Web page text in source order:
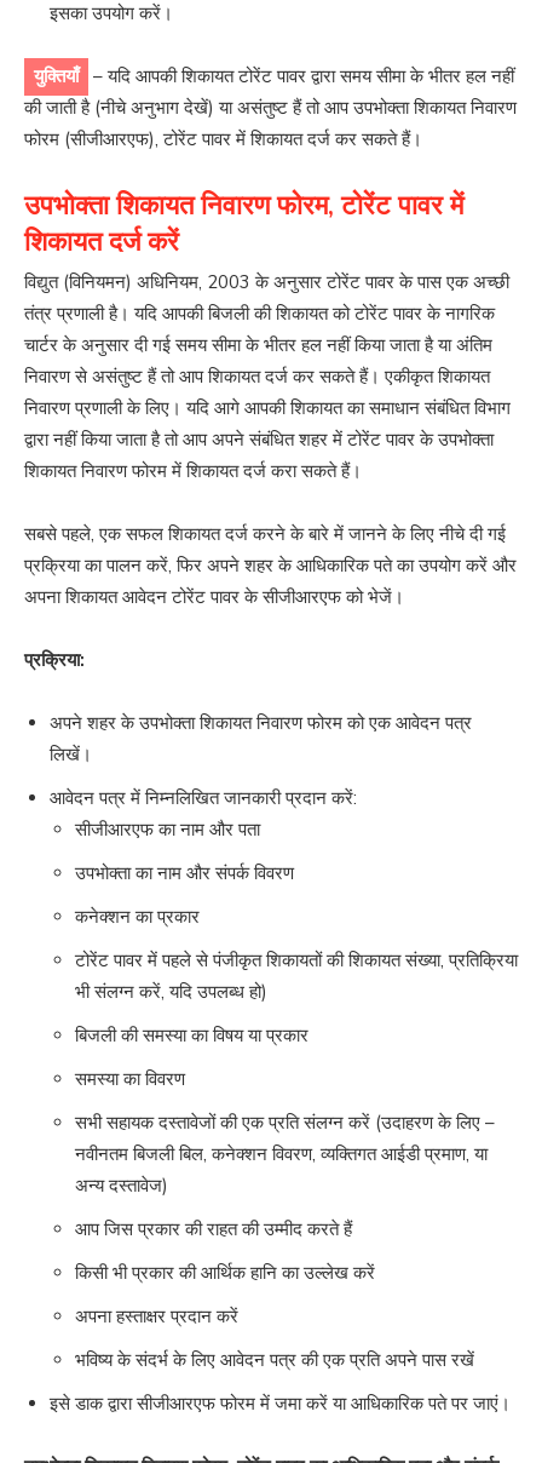
इसका उपयोग करें।
युक्तियाँ – यदि आपकी शिकायत टोरेंट पावर द्वारा समय सीमा के भीतर हल नहीं
की जाती है (नीचे अनुभाग देखें) या असंतुष्ट हैं तो आप उपभोक्ता शिकायत निवारण
फोरम (सीजीआरएफ), टोरेंट पावर में शिकायत दर्ज कर सकते हैं।
उपभोक्ता शिकायत निवारण फोरम, टोरेंट पावर में
शिकायत दर्ज करें
विद्युत (विनियमन) अधिनियम, 2003 के अनुसार टोरेंट पावर के पास एक अच्छी
तंत्र प्रणाली है। यदि आपकी बिजली की शिकायत को टोरेंट पावर के नागरिक
चार्टर के अनुसार दी गई समय सीमा के भीतर हल नहीं किया जाता है या अंतिम
निवारण से असंतुष्ट हैं तो आप शिकायत दर्ज कर सकते हैं। एकीकृत शिकायत
निवारण प्रणाली के लिए। यदि आगे आपकी शिकायत का समाधान संबंधित विभाग
द्वारा नहीं किया जाता है तो आप अपने संबंधित शहर में टोरेंट पावर के उपभोक्ता
शिकायत निवारण फोरम में शिकायत दर्ज करा सकते हैं।
सबसे पहले, एक सफल शिकायत दर्ज करने के बारे में जानने के लिए नीचे दी गई
प्रक्रिया का पालन करें, फिर अपने शहर के आधिकारिक पते का उपयोग करें और
अपना शिकायत आवेदन टोरेंट पावर के सीजीआरएफ को भेजें।
प्रक्रिया:
अपने शहर के उपभोक्ता शिकायत निवारण फोरम को एक आवेदन पत्र
लिखें।
आवेदन पत्र में निम्नलिखित जानकारी प्रदान करें:
सीजीआरएफ का नाम और पता
उपभोक्ता का नाम और संपर्क विवरण
कनेक्शन का प्रकार
टोरेंट पावर में पहले से पंजीकृत शिकायतों की शिकायत संख्या, प्रतिक्रिया
भी संलग्न करें, यदि उपलब्ध हो)
बिजली की समस्या का विषय या प्रकार
समस्या का विवरण
सभी सहायक दस्तावेजों की एक प्रति संलग्न करें (उदाहरण के लिए –
नवीनतम बिजली बिल, कनेक्शन विवरण, व्यक्तिगत आईडी प्रमाण, या
अन्य दस्तावेज)
आप जिस प्रकार की राहत की उम्मीद करते हैं
किसी भी प्रकार की आर्थिक हानि का उल्लेख करें
अपना हस्ताक्षर प्रदान करें
भविष्य के संदर्भ के लिए आवेदन पत्र की एक प्रति अपने पास रखें
इसे डाक द्वारा सीजीआरएफ फोरम में जमा करें या आधिकारिक पते पर जाएं।